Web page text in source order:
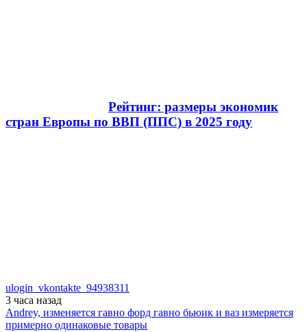
Рейтинг: размеры экономик
стран Европы по ВВП (ППС) в 2025 году
ulogin_vkontakte_94938311
3 часа назад
Andrey, изменяется гавно форд гавно бьюик и ваз измеряется
примерно одинаковые товары